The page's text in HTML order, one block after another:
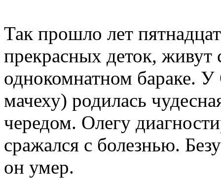
Так прошло лет
прекрасных деток, живут
однокомнатном бараке.
мачеху) родилась
чередом. Олегу
сражался с болезнью.
он умер.